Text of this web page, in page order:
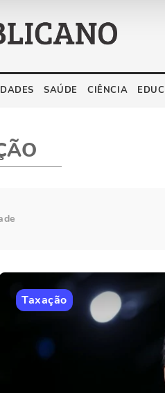
SAÚDE CIÊNCIA
Taxação